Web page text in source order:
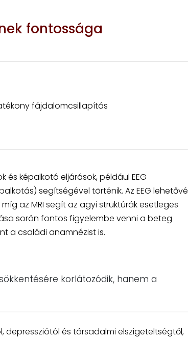
fontossága
fájdalomcsillapítás
képalkotó eljárások, például EEG
segítségével történik. Az EEG lehetővé
az MRI segít az agyi struktúrák esetleges
során fontos figyelembe venni a beteg
a családi anamnézist is.
korlátozódik, hanem a
depressziótól és társadalmi elszigeteltségtől,